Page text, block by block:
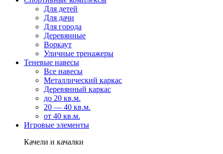
Для детей
Для дачи
Для города
Деревянные
Воркаут
Уличные тренажеры
Теневые навесы
Все навесы
Металлический каркас
Деревянный каркас
до 20 кв.м.
20 — 40 кв.м.
от 40 кв.м.
Игровые элементы
Качели и качалки